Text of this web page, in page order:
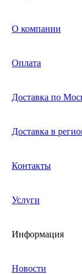
О компании
Оплата
Доставка по
Доставка в
Контакты
Услуги
Информация
Новости